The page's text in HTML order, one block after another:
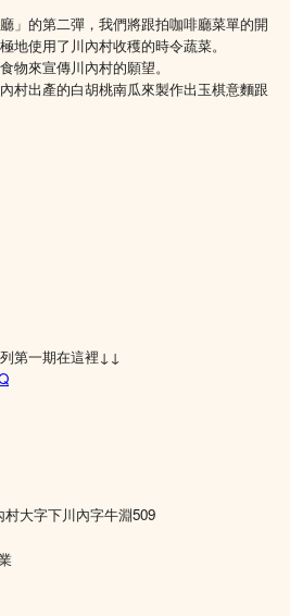
」的第二彈，我們將跟拍咖啡廳菜單的開
地使用了川內村收穫的時令蔬菜。
物來宣傳川內村的願望。
村出產的白胡桃南瓜來製作出玉棋意麵跟
列第一期在這裡↓↓
大字下川內字牛淵509